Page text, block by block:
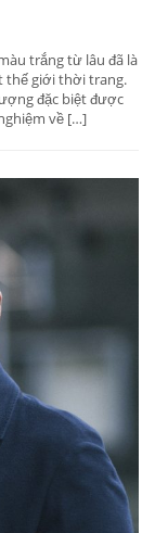
trắng từ lâu đã là
thế giới thời trang.
đặc biệt được
về […]